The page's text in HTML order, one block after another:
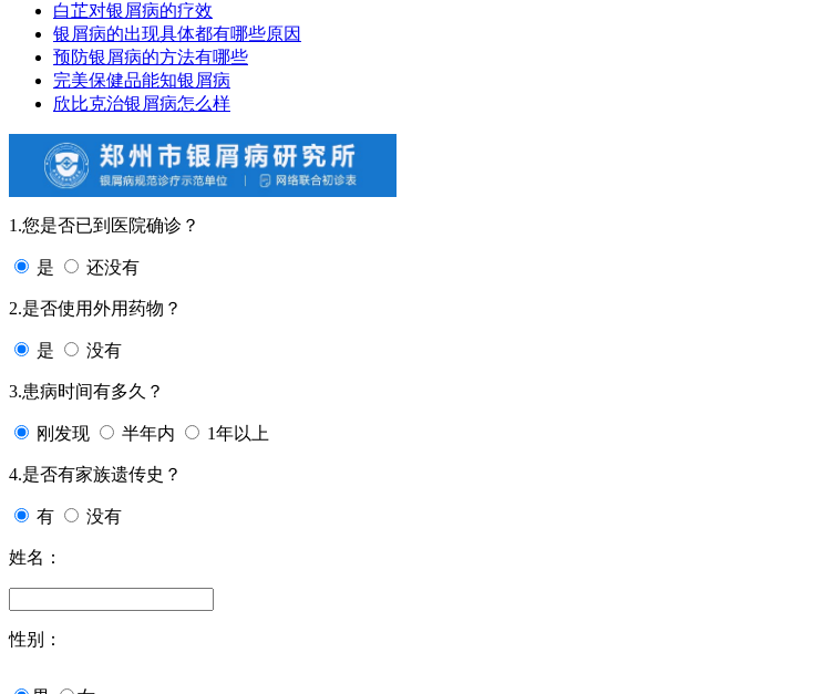
白芷对银屑病的疗效
银屑病的出现具体都有哪些原因
预防银屑病的方法有哪些
完美保健品能知银屑病
欣比克治银屑病怎么样
1.您是否已到医院确诊？
是 还没有
2.是否使用外用药物？
是 没有
3.患病时间有多久？
刚发现 半年内 1年以上
4.是否有家族遗传史？
有 没有
姓名：
性别：